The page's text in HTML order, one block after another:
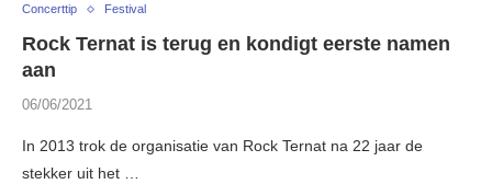
Concerttip Festival
Rock Ternat is terug en kondigt eerste namen
aan
06/06/2021
In 2013 trok de organisatie van Rock Ternat na 22 jaar de
stekker uit het …